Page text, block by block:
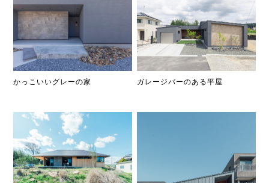
かっこいいグレーの家 ガレージバーのある平屋